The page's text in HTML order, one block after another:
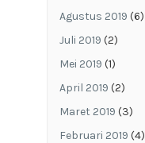
Agustus 2019 (6)
Juli 2019 (2)
Mei 2019 (1)
April 2019 (2)
Maret 2019 (3)
Februari 2019 (4)